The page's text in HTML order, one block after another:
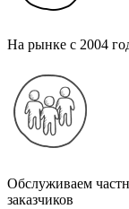
На рынке с 2004
Обслуживаем
заказчиков